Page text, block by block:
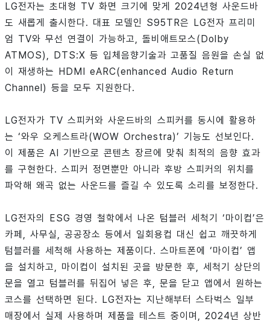
LG전자는 초대형 TV 화면 크기에 맞게 2024년형 사운드바
도 새롭게 출시한다. 대표 모델인 S95TR은 LG전자 프리미
엄 TV와 무선 연결이 가능하고, 돌비애트모스(Dolby
ATMOS), DTS:X 등 입체음향기술과 고품질 음원을 손실 없
이 재생하는 HDMI eARC(enhanced Audio Return
Channel) 등을 모두 지원한다.
LG전자가 TV 스피커와 사운드바의 스피커를 동시에 활용하
는 ‘와우 오케스트라(WOW Orchestra)’ 기능도 선보인다.
이 제품은 AI 기반으로 콘텐츠 장르에 맞춰 최적의 음향 효과
를 구현한다. 스피커 정면뿐만 아니라 후방 스피커의 위치를
파악해 왜곡 없는 사운드를 즐길 수 있도록 소리를 보정한다.
LG전자의 ESG 경영 철학에서 나온 텀블러 세척기 ‘마이컵’은
카페, 사무실, 공공장소 등에서 일회용컵 대신 쉽고 깨끗하게
텀블러를 세척해 사용하는 제품이다. 스마트폰에 ‘마이컵’ 앱
을 설치하고, 마이컵이 설치된 곳을 방문한 후, 세척기 상단의
문을 열고 텀블러를 뒤집어 넣은 후, 문을 닫고 앱에서 원하는
코스를 선택하면 된다. LG전자는 지난해부터 스타벅스 일부
매장에서 실제 사용하며 제품을 테스트 중이며, 2024년 상반